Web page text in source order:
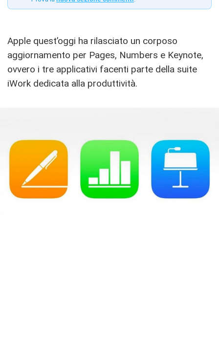
Apple quest’oggi ha rilasciato un corposo
aggiornamento per Pages, Numbers e Keynote,
ovvero i tre applicativi facenti parte della suite
iWork dedicata alla produttività.